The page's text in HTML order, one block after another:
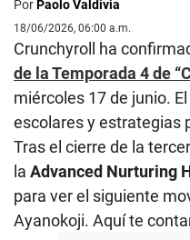
PorPaolo Valdivia
18/06/2026, 06:00 a.m.
Crunchyroll ha
de la Temporada 4 de
miércoles 17 de junio.
escolares y estrategias
Tras el cierre de la
la Advanced Nurturing
para ver el siguiente
Ayanokoji. Aquí te